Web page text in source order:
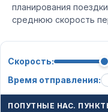
планирования
среднюю скорость
Скорость:
Время отправления:
ПОПУТНЫЕ НАС.